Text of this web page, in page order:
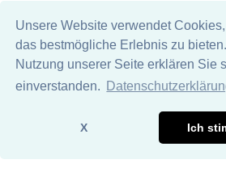
Unsere Website verwendet
das bestmögliche Erlebnis zu
Nutzung unserer Seite erklären Sie
einverstanden.
X Ich
DAS:2Ausnahmen Beispiele
PowerIndex:3
Häufigkeit: 4 von 10
Wir übernehmen keine Garantie und
Richtigkeit und Vollständigkeit dieser